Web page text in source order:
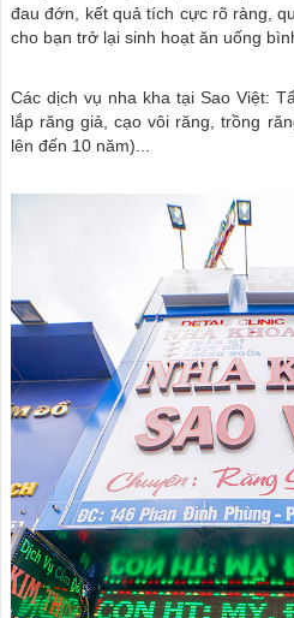
đau đớn, kết quả tích cực rõ ràng,
cho bạn trở lại sinh hoạt ăn uống
Các dịch vụ nha kha tại Sao Việt:
lắp răng giả, cạo vôi răng, trồng
lên đến 10 năm)...